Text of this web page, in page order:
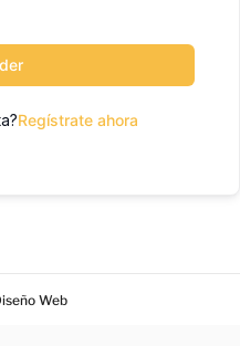
Regístrate ahora
Web